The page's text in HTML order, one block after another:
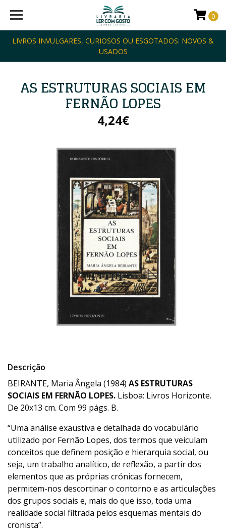
LIVROS INVULGARES, CURIOSOS OU ESGOTADOS: NOVOS &
USADOS
0
AS ESTRUTURAS SOCIAIS EM
FERNÃO LOPES
4,24€
Descrição
BEIRANTE, Maria Ângela (1984) AS ESTRUTURAS
SOCIAIS EM FERNÃO LOPES. Lisboa: Livros Horizonte.
De 20x13 cm. Com 99 págs. B.
“Uma análise exaustiva e detalhada do vocabulário
utilizado por Fernão Lopes, dos termos que veiculam
conceitos que definem posição e hierarquia social, ou
seja, um trabalho analítico, de reflexão, a partir dos
elementos que as próprias crónicas fornecem,
permitem-nos descortinar o contorno e as articulações
dos grupos sociais e, mais do que isso, toda uma
realidade social filtrada pelos esquemas mentais do
cronista”.